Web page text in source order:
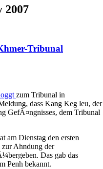
2007
Tribunal
zum Tribunal in
dass Kang Keg leu, der
GefÃ¤ngnisses, dem Tribunal
am Dienstag den ersten
Ahndung der
Das gab das
Penh bekannt.